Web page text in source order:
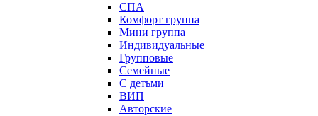
СПА
Комфорт группа
Мини группа
Индивидуальные
Групповые
Семейные
С детьми
ВИП
Авторские